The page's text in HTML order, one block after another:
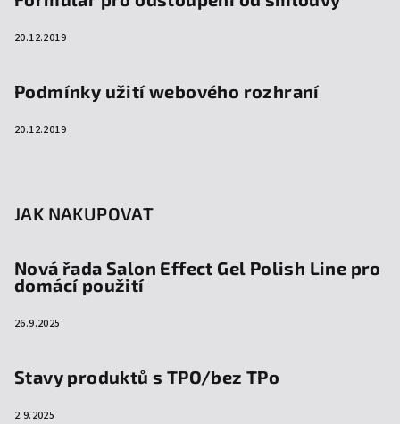
20.12.2019
Podmínky užití webového rozhraní
20.12.2019
JAK NAKUPOVAT
Nová řada Salon Effect Gel Polish Line pro
domácí použití
26.9.2025
Stavy produktů s TPO/bez TPo
2.9.2025